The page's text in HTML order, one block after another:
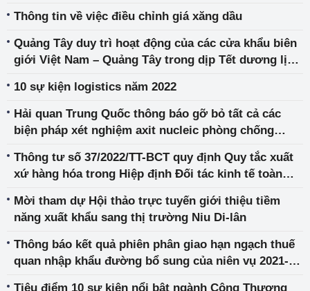
Thông tin về việc điều chỉnh giá xăng dầu
Quảng Tây duy trì hoạt động của các cửa khẩu biên
giới Việt Nam – Quảng Tây trong dịp Tết dương lịch
10 sự kiện logistics năm 2022
Hải quan Trung Quốc thông báo gỡ bỏ tất cả các
biện pháp xét nghiệm axit nucleic phòng chống
khẩu từ ngày 08 tháng 01 năm 2023
Thông tư số 37/2022/TT-BCT quy định Quy tắc xuất
xứ hàng hóa trong Hiệp định Đối tác kinh tế toàn
Mời tham dự Hội thảo trực tuyến giới thiệu tiềm
năng xuất khẩu sang thị trường Niu Di-lân
Thông báo kết quả phiên phân giao hạn ngạch thuế
quan nhập khẩu đường bổ sung của niên vụ 2021-
Tiêu điểm 10 sự kiện nổi bật ngành Công Thương